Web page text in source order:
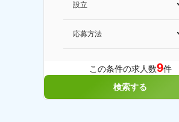
設立
応募方法
この条件の求人数9件
検索する